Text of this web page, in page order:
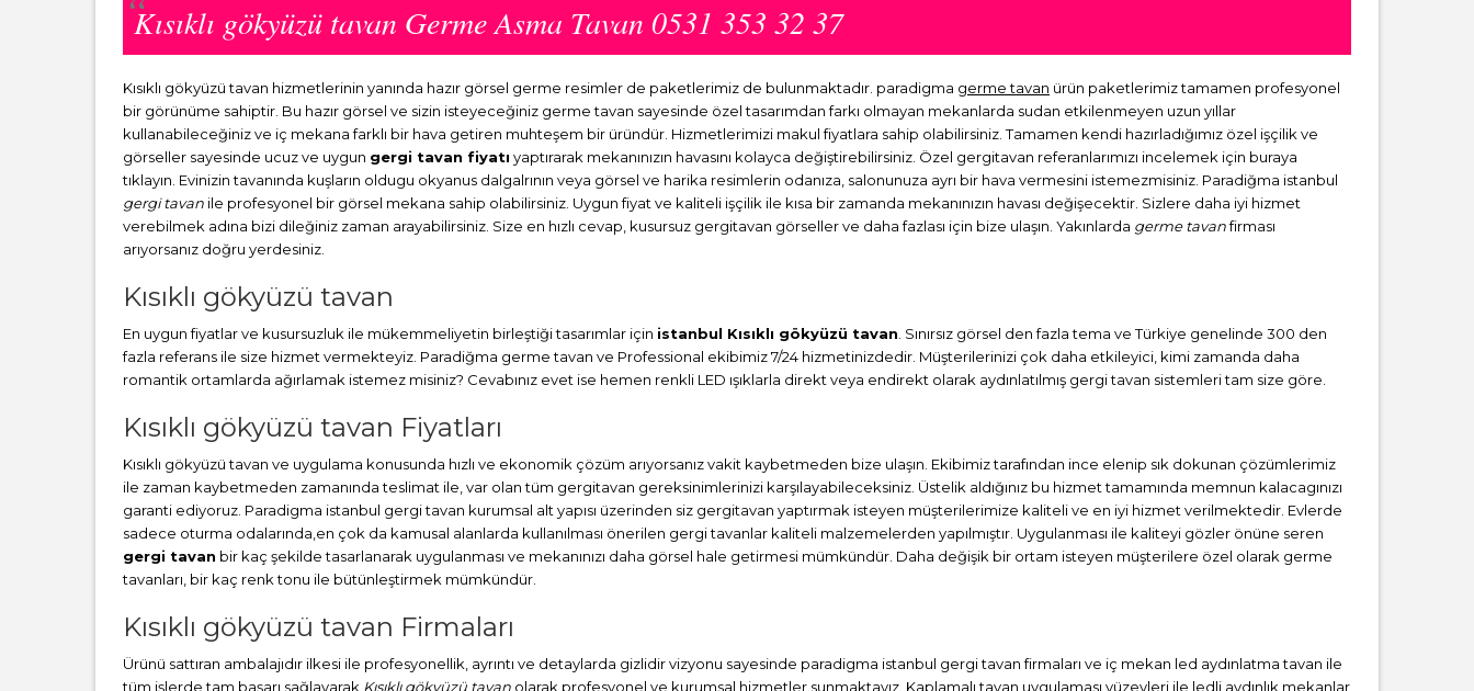
Kısıklı gökyüzü tavan Germe Asma Tavan 0531 353 32 37
Kısıklı gökyüzü tavan hizmetlerinin yanında hazır görsel germe resimler de paketlerimiz de bulunmaktadır. paradigma germe tavan ürün paketlerimiz tamamen profesyonel
bir görünüme sahiptir. Bu hazır görsel ve sizin isteyeceğiniz germe tavan sayesinde özel tasarımdan farkı olmayan mekanlarda sudan etkilenmeyen uzun yıllar
kullanabileceğiniz ve iç mekana farklı bir hava getiren muhteşem bir üründür. Hizmetlerimizi makul fiyatlara sahip olabilirsiniz. Tamamen kendi hazırladığımız özel işçilik ve
görseller sayesinde ucuz ve uygun gergi tavan fiyatı yaptırarak mekanınızın havasını kolayca değiştirebilirsiniz. Özel gergitavan referanlarımızı incelemek için buraya
tıklayın. Evinizin tavanında kuşların oldugu okyanus dalgalrının veya görsel ve harika resimlerin odanıza, salonunuza ayrı bir hava vermesini istemezmisiniz. Paradiğma istanbul
gergi tavan ile profesyonel bir görsel mekana sahip olabilirsiniz. Uygun fiyat ve kaliteli işçilik ile kısa bir zamanda mekanınızın havası değişecektir. Sizlere daha iyi hizmet
verebilmek adına bizi dileğiniz zaman arayabilirsiniz. Size en hızlı cevap, kusursuz gergitavan görseller ve daha fazlası için bize ulaşın. Yakınlarda germe tavanfirması
arıyorsanız doğru yerdesiniz.
Kısıklı gökyüzü tavan
En uygun fiyatlar ve kusursuzluk ile mükemmeliyetin birleştiği tasarımlar için istanbul Kısıklı gökyüzü tavan . Sınırsız görsel den fazla tema ve Türkiye genelinde 300 den
fazla referans ile size hizmet vermekteyiz. Paradiğma germe tavan ve Professional ekibimiz 7/24 hizmetinizdedir. Müşterilerinizi çok daha etkileyici, kimi zamanda daha
romantik ortamlarda ağırlamak istemez misiniz? Cevabınız evet ise hemen renkli LED ışıklarla direkt veya endirekt olarak aydınlatılmış gergi tavan sistemleri tam size göre.
Kısıklı gökyüzü tavan Fiyatları
Kısıklı gökyüzü tavan ve uygulama konusunda hızlı ve ekonomik çözüm arıyorsanız vakit kaybetmeden bize ulaşın. Ekibimiz tarafından ince elenip sık dokunan çözümlerimiz
ile zaman kaybetmeden zamanında teslimat ile, var olan tüm gergitavan gereksinimlerinizi karşılayabileceksiniz. Üstelik aldığınız bu hizmet tamamında memnun kalacagınızı
garanti ediyoruz. Paradigma istanbul gergi tavan kurumsal alt yapısı üzerinden siz gergitavan yaptırmak isteyen müşterilerimize kaliteli ve en iyi hizmet verilmektedir. Evlerde
sadece oturma odalarında,en çok da kamusal alanlarda kullanılması önerilen gergi tavanlar kaliteli malzemelerden yapılmıştır. Uygulanması ile kaliteyi gözler önüne seren
gergi tavan bir kaç şekilde tasarlanarak uygulanması ve mekanınızı daha görsel hale getirmesi mümkündür. Daha değişik bir ortam isteyen müşterilere özel olarak germe
tavanları, bir kaç renk tonu ile bütünleştirmek mümkündür.
Kısıklı gökyüzü tavan Firmaları
Ürünü sattıran ambalajıdır ilkesi ile profesyonellik, ayrıntı ve detaylarda gizlidir vizyonu sayesinde paradigma istanbul gergi tavan firmaları ve iç mekan led aydınlatma tavan ile
tüm işlerde tam başarı sağlayarak Kısıklı gökyüzü tavan olarak profesyonel ve kurumsal hizmetler sunmaktayız. Kaplamalı tavan uygulaması yüzeyleri ile ledli aydınlık mekanlar